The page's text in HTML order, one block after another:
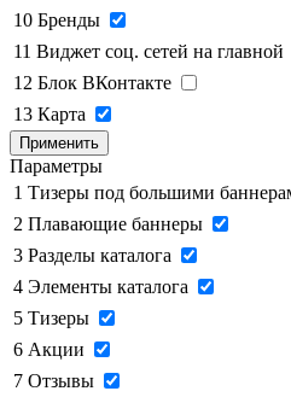
10 Бренды
11 Виджет соц. сетей на главной
12 Блок ВКонтакте
13 Карта
Применить
Параметры
1 Тизеры под большими
2 Плавающие баннеры
3 Разделы каталога
4 Элементы каталога
5 Тизеры
6 Акции
7 Отзывы